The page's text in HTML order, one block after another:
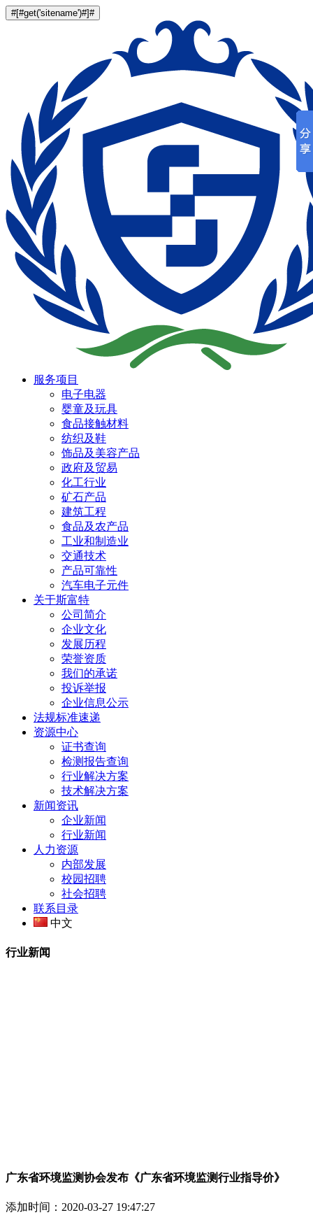
#[#get('sitename')#]#
服务项目
电子电器
婴童及玩具
食品接触材料
纺织及鞋
饰品及美容产品
政府及贸易
化工行业
矿石产品
建筑工程
食品及农产品
工业和制造业
交通技术
产品可靠性
汽车电子元件
关于斯富特
公司简介
企业文化
发展历程
荣誉资质
我们的承诺
投诉举报
企业信息公示
法规标准速递
资源中心
证书查询
检测报告查询
行业解决方案
技术解决方案
新闻资讯
企业新闻
行业新闻
人力资源
内部发展
校园招聘
社会招聘
联系目录
中文
行业新闻
广东省环境监测协会发布《广东省环境监测行业指导价》
添加时间： 2020-03-27 19:47:27